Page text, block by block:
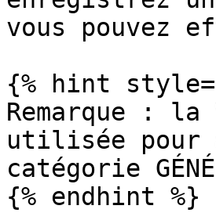
vous pouvez
{% hint
Remarque :
utilisée pour
catégorie
{% endhint %}